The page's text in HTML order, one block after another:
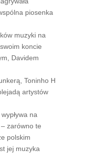
piosenka
muzyki na
koncie
Davidem
Toninho H
artystów
na
zarówno te
polskim
jej muzyka